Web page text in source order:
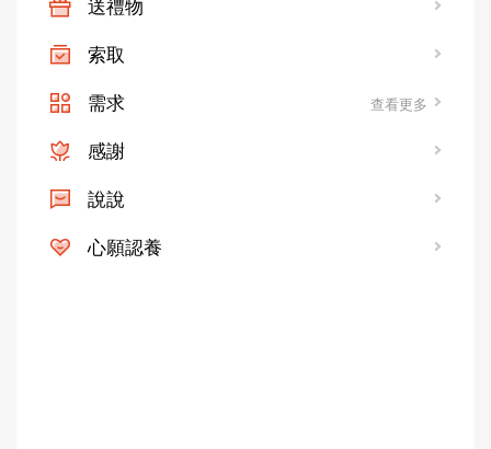
送禮物
索取
需求 查看更多
感謝
說說
心願認養